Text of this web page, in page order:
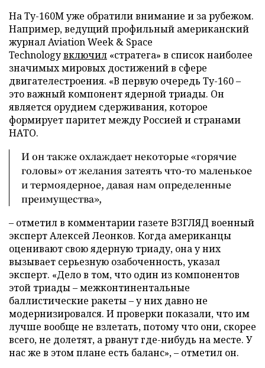
На Ту-160М уже обратили внимание и за рубежом.
Например, ведущий профильный американский
журнал Aviation Week & Space
Technologyвключил «стратега» в список наиболее
значимых мировых достижений в сфере
двигателестроения. «В первую очередь Ту-160 –
это важный компонент ядерной триады. Он
является орудием сдерживания, которое
формирует паритет между Россией и странами
НАТО.
И он также охлаждает некоторые «горячие
головы» от желания затеять что-то маленькое
и термоядерное, давая нам определенные
преимущества»,
– отметил в комментарии газете ВЗГЛЯД военный
эксперт Алексей Леонков. Когда американцы
оценивают свою ядерную триаду, она у них
вызывает серьезную озабоченность, указал
эксперт. «Дело в том, что один из компонентов
этой триады – межконтинентальные
баллистические ракеты – у них давно не
модернизировался. И проверки показали, что им
лучше вообще не взлетать, потому что они, скорее
всего, не долетят, а рванут где-нибудь на месте. У
нас же в этом плане есть баланс», – отметил он.